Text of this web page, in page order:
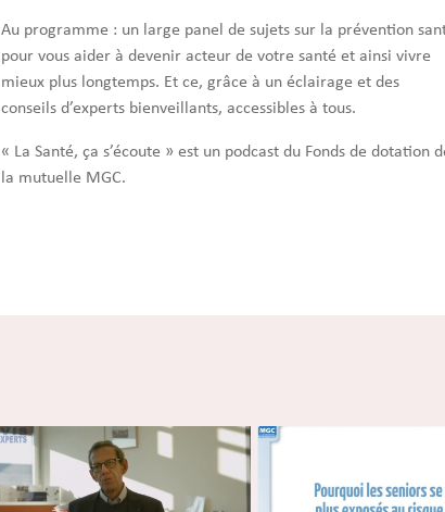
Au programme : un large panel de sujets sur la prévention
pour vous aider à devenir acteur de votre santé et ainsi vivre
mieux plus longtemps. Et ce, grâce à un éclairage et des
conseils d’experts bienveillants, accessibles à tous.
« La Santé, ça s’écoute » est un podcast du Fonds de dotation
la mutuelle MGC.